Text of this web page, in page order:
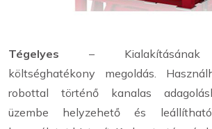
Tégelyes – Kialakításának
költséghatékony megoldás.
robottal történő kanalas
üzembe helyzehető és